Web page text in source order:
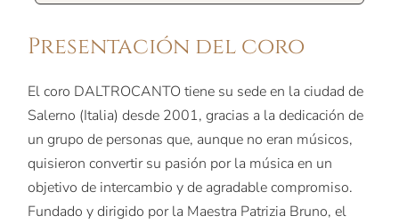
Presentación del coro
El coro DALTROCANTO tiene su sede en la ciudad de
Salerno (Italia) desde 2001, gracias a la dedicación de
un grupo de personas que, aunque no eran músicos,
quisieron convertir su pasión por la música en un
objetivo de intercambio y de agradable compromiso.
Fundado y dirigido por la Maestra Patrizia Bruno, el